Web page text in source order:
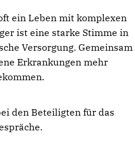
ein Leben mit komplexen
ist eine starke Stimme in
Versorgung. Gemeinsam
Erkrankungen mehr
den Beteiligten für das